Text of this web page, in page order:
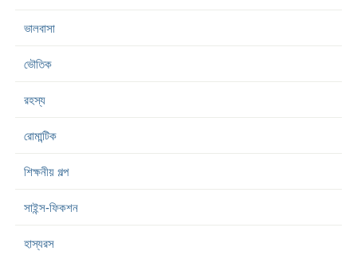
ভালবাসা
ভৌতিক
রহস্য
রোমান্টিক
শিক্ষনীয় গল্প
সাইন্স-ফিকশন
হাস্যরস